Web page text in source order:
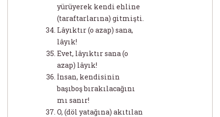
yürüyerek kendi ehline
(taraftarlarına) gitmişti.
Lâyıktır (o azap) sana,
lâyık!
Evet, lâyıktır sana (o
azap) lâyık!
İnsan, kendisinin
başıboş bırakılacağını
mı sanır!
O, (döl yatağına) akıtılan